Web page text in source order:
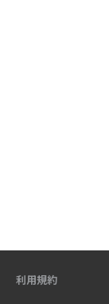
利用規約